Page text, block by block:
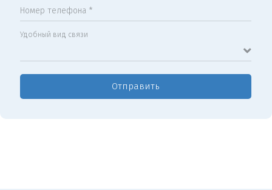
Номер телефона *
Удобный вид связи
Отправить